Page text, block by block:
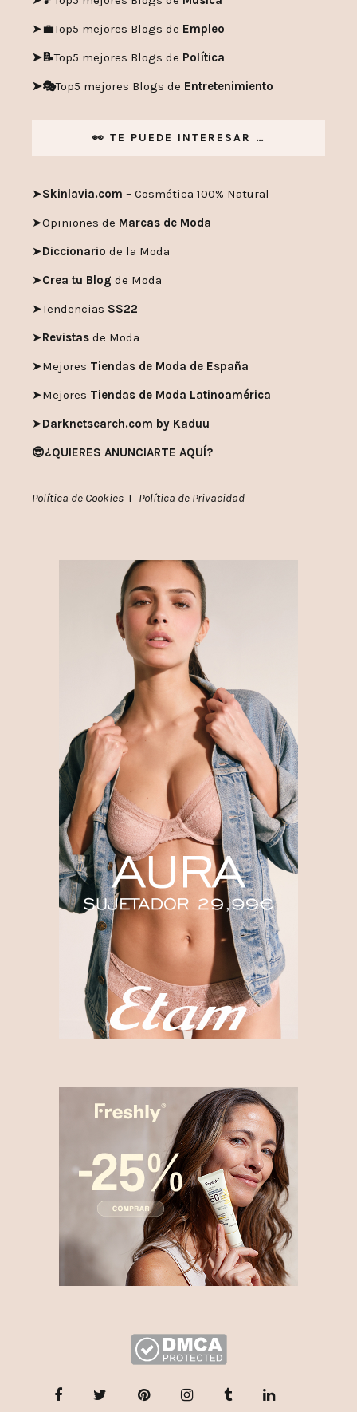
➤💼Top5 mejores Blogs de Empleo
➤📝Top5 mejores Blogs de Política
➤🎭Top5 mejores Blogs de Entretenimiento
👀 TE PUEDE INTERESAR …
➤Skinlavia.com – Cosmética 100% Natural
➤Opiniones de Marcas de Moda
➤Diccionario de la Moda
➤Crea tu Blog de Moda
➤Tendencias SS22
➤Revistas de Moda
➤Mejores Tiendas de Moda de España
➤Mejores Tiendas de Moda Latinoamérica
➤Darknetsearch.com by Kaduu
😎¿QUIERES ANUNCIARTE AQUÍ?
Política de Cookies I Política de Privacidad